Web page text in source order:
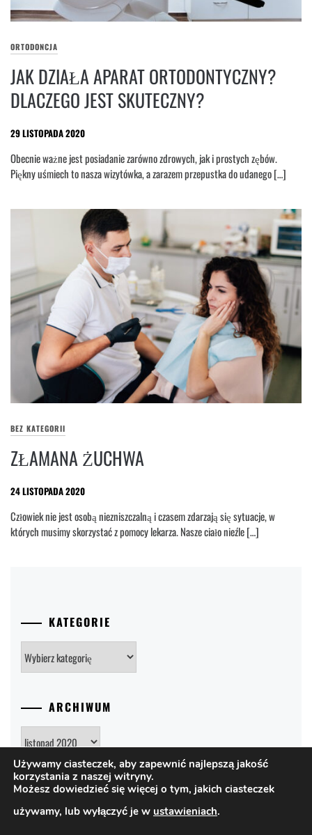
ORTODONCJA
JAK DZIAŁA APARAT ORTODONTYCZNY?
DLACZEGO JEST SKUTECZNY?
29 LISTOPADA 2020
Obecnie ważne jest posiadanie zarówno zdrowych, jak i prostych zębów.
Piękny uśmiech to nasza wizytówka, a zarazem przepustka do udanego […]
BEZ KATEGORII
ZŁAMANA ŻUCHWA
24 LISTOPADA 2020
Człowiek nie jest osobą niezniszczalną i czasem zdarzają się sytuacje, w
których musimy skorzystać z pomocy lekarza. Nasze ciało nieźle […]
KATEGORIE
ARCHIWUM
Używamy ciasteczek, aby zapewnić najlepszą jakość
korzystania z naszej witryny.
Możesz dowiedzieć się więcej o tym, jakich ciasteczek
używamy, lub wyłączyć je w ustawieniach.